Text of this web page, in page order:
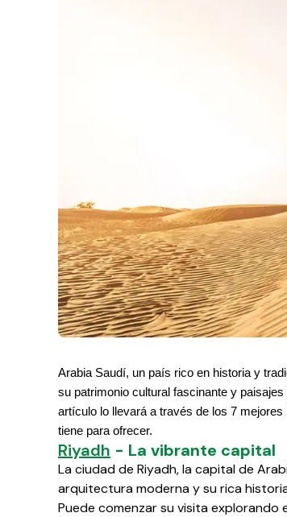
Arabia Saudí, un país rico en historia y
su patrimonio cultural fascinante y
artículo lo llevará a través de los 7
tiene para ofrecer.
Riyadh - La vibrante capital
La ciudad de Riyadh, la capital de
arquitectura moderna y su rica
Puede comenzar su visita